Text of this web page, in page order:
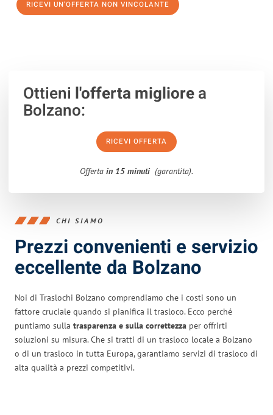
RICEVI UN'OFFERTA NON VINCOLANTE
Ottieni l'offerta migliorea
Bolzano:
RICEVI OFFERTA
Offerta in 15 minuti (garantita).
CHI SIAMO
Prezzi convenienti e servizio
eccellente da Bolzano
Noi di Traslochi Bolzano comprendiamo che i costi sono un
fattore cruciale quando si pianifica il trasloco. Ecco perché
puntiamo sulla trasparenza e sulla correttezza per offrirti
soluzioni su misura. Che si tratti di un trasloco locale a Bolzano
o di un trasloco in tutta Europa, garantiamo servizi di trasloco di
alta qualità a prezzi competitivi.